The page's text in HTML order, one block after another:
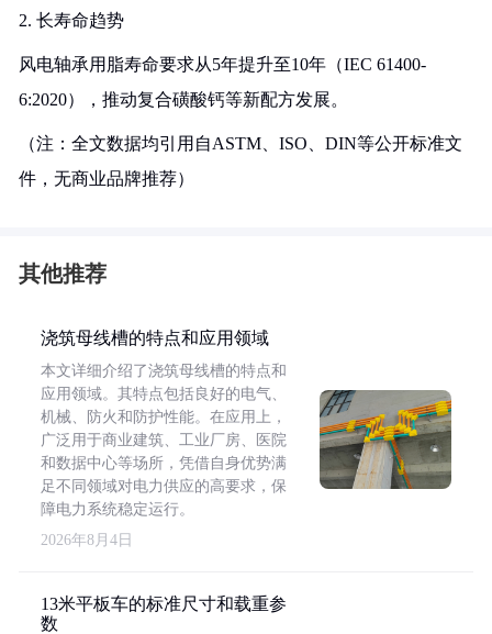
2. 长寿命趋势
风电轴承用脂寿命要求从5年提升至10年（IEC 61400-
6:2020），推动复合磺酸钙等新配方发展。
（注：全文数据均引用自ASTM、ISO、DIN等公开标准文
件，无商业品牌推荐）
其他推荐
浇筑母线槽的特点和应用领域
本文详细介绍了浇筑母线槽的特点和
应用领域。其特点包括良好的电气、
机械、防火和防护性能。在应用上，
广泛用于商业建筑、工业厂房、医院
和数据中心等场所，凭借自身优势满
足不同领域对电力供应的高要求，保
障电力系统稳定运行。
2026年8月4日
13米平板车的标准尺寸和载重参
数